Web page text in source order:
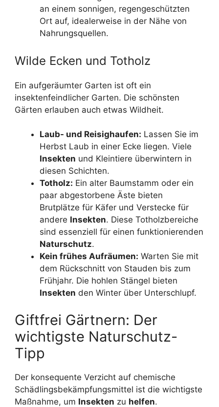
an einem sonnigen, regengeschützten
Ort auf, idealerweise in der Nähe von
Nahrungsquellen.
Wilde Ecken und Totholz
Ein aufgeräumter Garten ist oft ein
insektenfeindlicher Garten. Die schönsten
Gärten erlauben auch etwas Wildheit.
Laub- und Reisighaufen: Lassen Sie im
Herbst Laub in einer Ecke liegen. Viele
Insekten und Kleintiere überwintern in
diesen Schichten.
Totholz: Ein alter Baumstamm oder ein
paar abgestorbene Äste bieten
Brutplätze für Käfer und Verstecke für
andere Insekten. Diese Totholzbereiche
sind essenziell für einen funktionierenden
Naturschutz.
Kein frühes Aufräumen: Warten Sie mit
dem Rückschnitt von Stauden bis zum
Frühjahr. Die hohlen Stängel bieten
Insekten den Winter über Unterschlupf.
Giftfrei Gärtnern: Der
wichtigste Naturschutz-
Tipp
Der konsequente Verzicht auf chemische
Schädlingsbekämpfungsmittel ist die wichtigste
Maßnahme, um Insekten zu helfen.